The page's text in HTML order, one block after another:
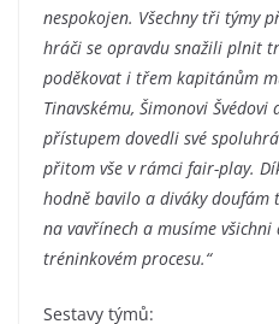
nespokojen. Všechny tři týmy
hráči se opravdu snažili plnit
poděkovat i třem kapitánům
Tinavskému, Šimonovi Švédovi
přístupem dovedli své
přitom vše v rámci fair-play.
hodně bavilo a diváky doufám
na vavřínech a musíme
tréninkovém procesu.“
Sestavy týmů: